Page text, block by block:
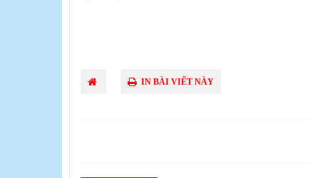
Vũ
IN BÀI VIẾT NÀY